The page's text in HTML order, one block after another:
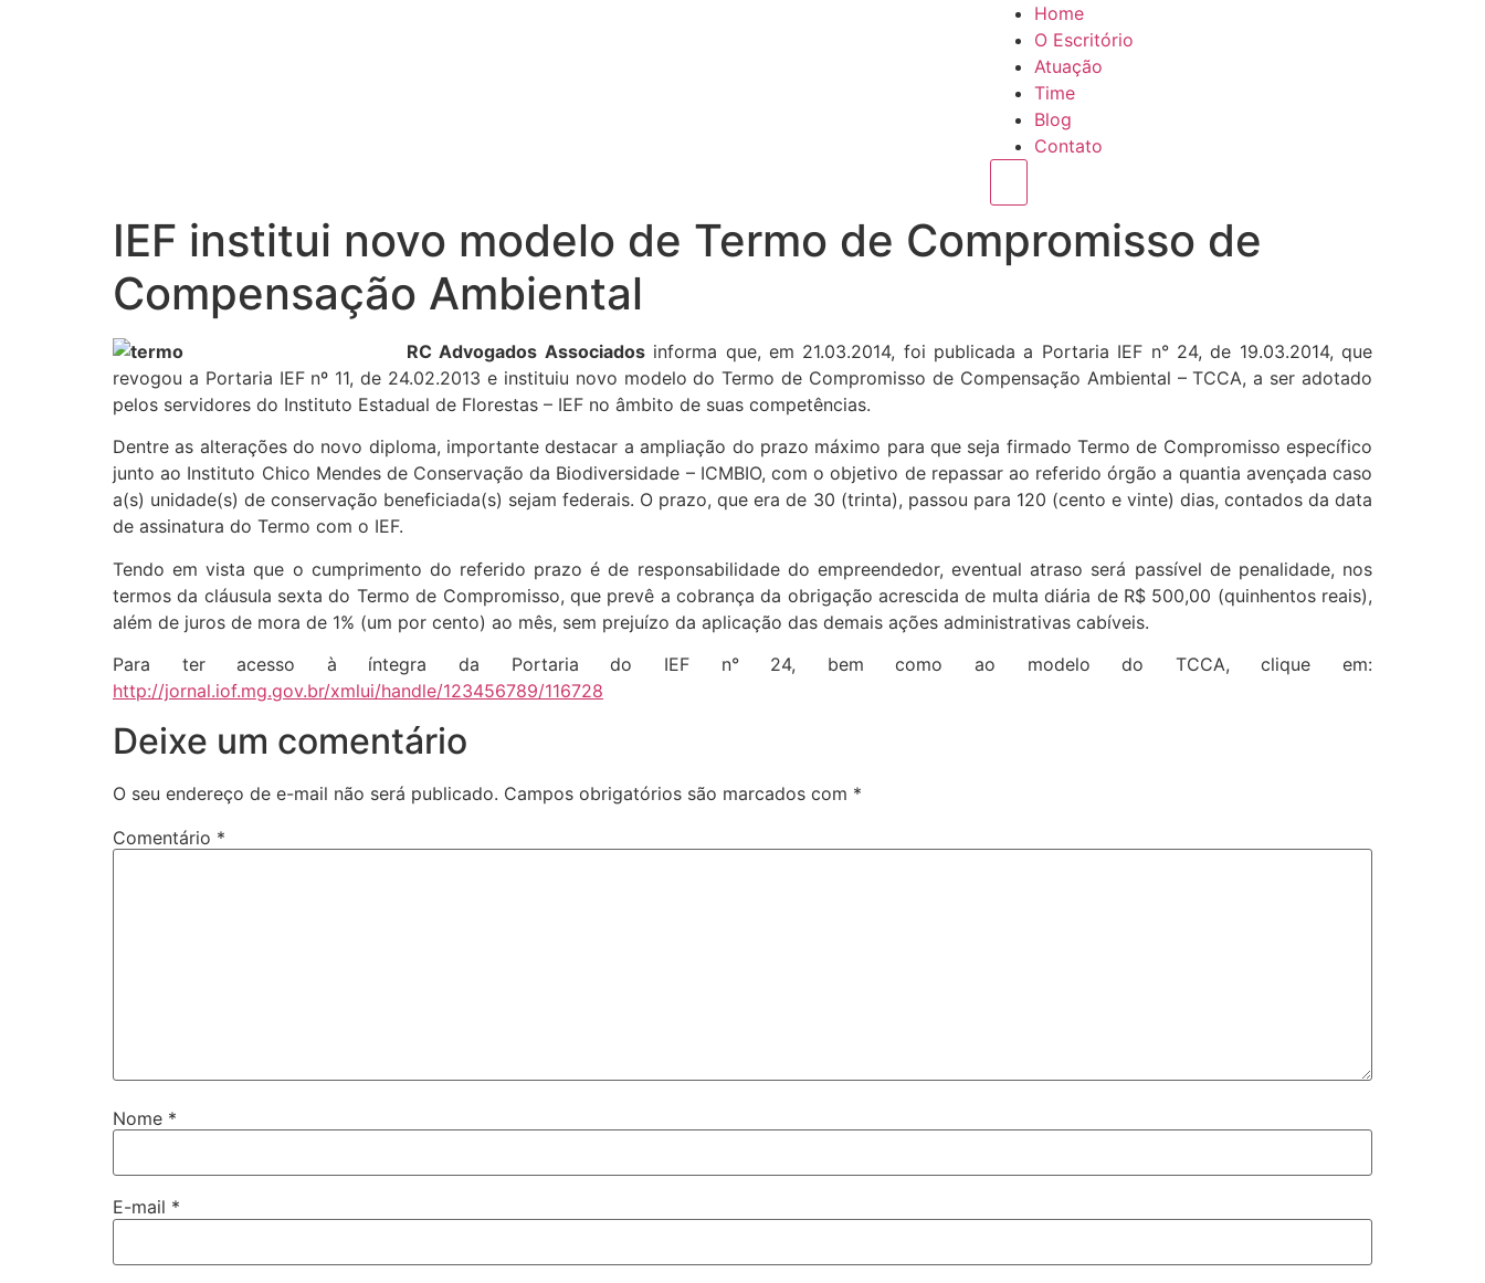
Home
O Escritório
Atuação
Time
Blog
Contato
IEF institui novo modelo de Termo de Compromisso de
Compensação Ambiental
RC Advogados Associadosinforma que, em 21.03.2014, foi publicada a Portaria IEF n° 24, de 19.03.2014, que
revogou a Portaria IEF nº 11, de 24.02.2013 e instituiu novo modelo do Termo de Compromisso de Compensação Ambiental – TCCA, a ser adotado
pelos servidores do Instituto Estadual de Florestas – IEF no âmbito de suas competências.
Dentre as alterações do novo diploma, importante destacar a ampliação do prazo máximo para que seja firmado Termo de Compromisso específico
junto ao Instituto Chico Mendes de Conservação da Biodiversidade – ICMBIO, com o objetivo de repassar ao referido órgão a quantia avençada caso
a(s) unidade(s) de conservação beneficiada(s) sejam federais. O prazo, que era de 30 (trinta), passou para 120 (cento e vinte) dias, contados da data
de assinatura do Termo com o IEF.
Tendo em vista que o cumprimento do referido prazo é de responsabilidade do empreendedor, eventual atraso será passível de penalidade, nos
termos da cláusula sexta do Termo de Compromisso, que prevê a cobrança da obrigação acrescida de multa diária de R$ 500,00 (quinhentos reais),
além de juros de mora de 1% (um por cento) ao mês, sem prejuízo da aplicação das demais ações administrativas cabíveis.
Para ter acesso à íntegra da Portaria do IEF n° 24, bem como ao modelo do TCCA, clique em:
http://jornal.iof.mg.gov.br/xmlui/handle/123456789/116728
Deixe um comentário
O seu endereço de e-mail não será publicado. Campos obrigatórios são marcados com *
Comentário *
Nome *
E-mail *